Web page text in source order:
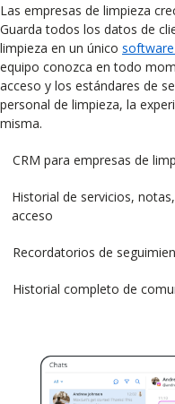
Las empresas de limpieza
Guarda todos los datos de
limpieza en un único
equipo conozca en todo
acceso y los estándares de
personal de limpieza, la
misma.
CRM para empresas de
Historial de servicios,
acceso
Recordatorios de
Historial completo de